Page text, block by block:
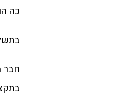
כה
חבר